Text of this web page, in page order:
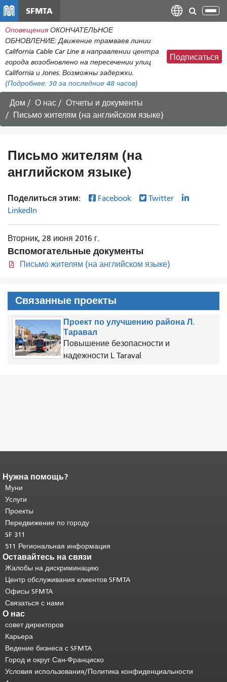
содержанию
SFMTA
Оповещения ОКОНЧАТЕЛЬНОЕ
ОБНОВЛЕНИЕ: Движение трамваев линии
California Cable Car Line в направлении центра
города возобновлено на пересечении улиц
California и Jones. Возможны задержки.
(Подробнее: 30 за последние 48 часов)
Подписаться
Дом О нас
Отчеты и документы
Письмо жителям (на английском языке)
Письмо жителям (на
английском языке)
Поделиться этим: Facebook
Twitter
LinkedIn
Вторник, 28 июня 2016 г.
Вспомогательные документы
Письмо жителям (на английском языке)
Связанные проекты
Проект по улучшению района Л.
Таравал
Повышение безопасности и
надежности L Taraval
Конец содержимого
страницы.
страницы повторяется на каждой
странице.
основного содержимого .
Нужна помощь?
Муни
Услуги
Проекты
Передвижение по городу
SF 311
511 Региональная информация
Оставайтесь на связи
Жалобы на дискриминацию
Центр обслуживания клиентов SFMTA
Офисы SFMTA
Связаться с нами
О нас
совет директоров
Карьера
Ведение бизнеса с SFMTA
Город и округ Сан-Франциско
Условия использования/Политика конфиденциальности